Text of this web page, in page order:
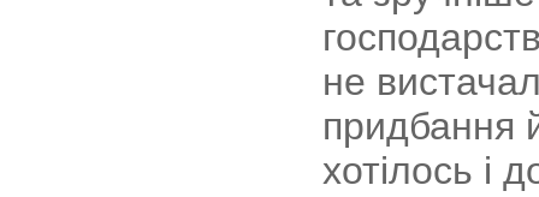
не
придбання
хотілось і